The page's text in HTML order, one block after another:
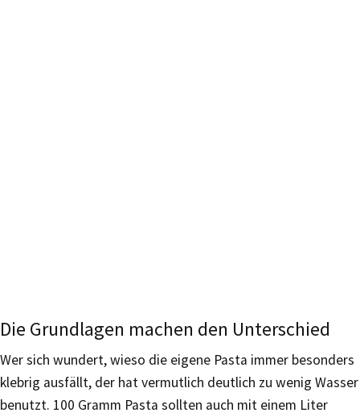
Die Grundlagen machen den Unterschied
Wer sich wundert, wieso die eigene Pasta immer besonders
klebrig ausfällt, der hat vermutlich deutlich zu wenig Wasser
benutzt. 100 Gramm Pasta sollten auch mit einem Liter